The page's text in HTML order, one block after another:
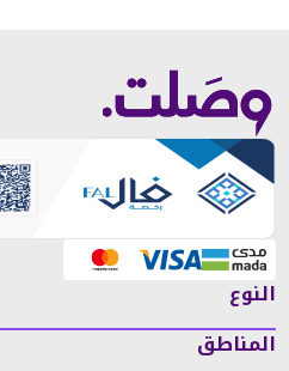
النوع
المناطق